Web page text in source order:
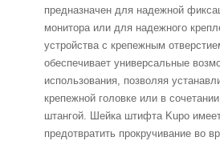
предназначен для надежной
монитора или для надежного
устройства с крепежным
обеспечивает универсальные
использования, позволяя
крепежной головке или в
штангой. Шейка штифта Kupo
предотвратить прокручивание во